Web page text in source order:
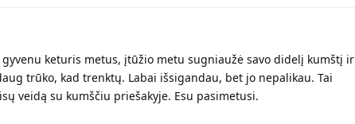
keturis metus, įtūžio metu sugniaužė savo didelį kumštį ir
trūko, kad trenktų. Labai išsigandau, bet jo nepalikau. Tai
veidą su kumščiu priešakyje. Esu pasimetusi.